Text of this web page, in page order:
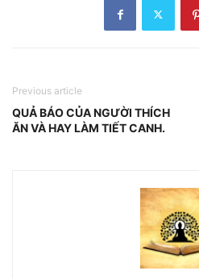
Previous article
QUẢ BÁO CỦA NGƯỜI THÍCH
ĂN VÀ HAY LÀM TIẾT CANH.